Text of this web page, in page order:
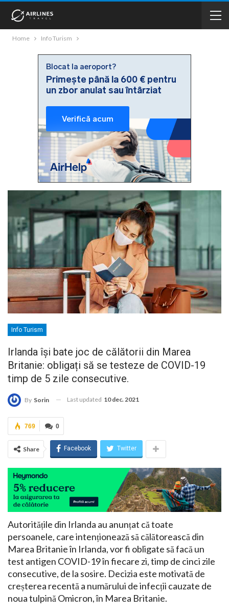
Home Info Turism
Info Turism
Irlanda își bate joc de călătorii din Marea
Britanie: obligați să se testeze de COVID-19
timp de 5 zile consecutive.
By Sorin Last updated 10 dec. 2021
0
769
Share Facebook Twitter
Autoritățile din Irlanda au anunțat că toate
persoanele, care intenționează să călătorească din
Marea Britanie în Irlanda, vor fi obligate să facă un
test antigen COVID-19 în fiecare zi, timp de cinci zile
consecutive, de la sosire. Decizia este motivată de
creșterea recentă a numărului de infecții cauzate de
noua tulpină Omicron, în Marea Britanie.